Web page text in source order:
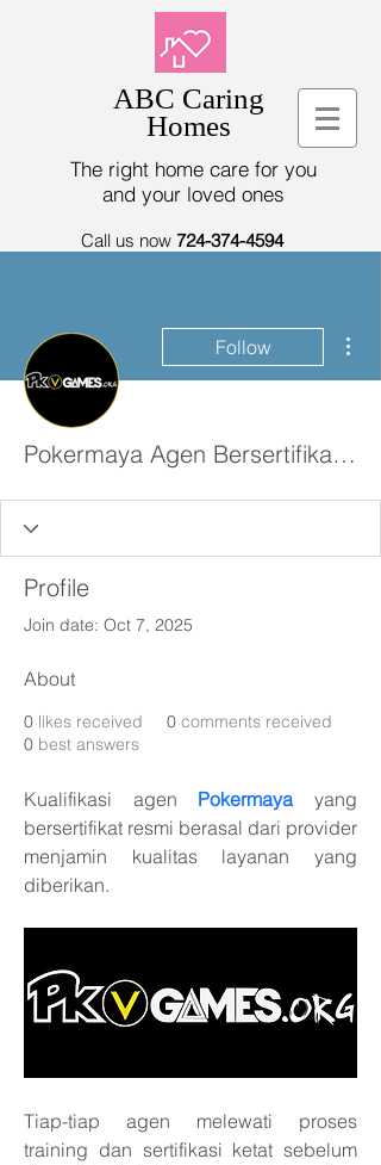
ABC Caring
Homes
The right home care for you
and your loved ones
Call us now 724-374-4594
Follow
Pokermaya Agen Bersertifikat Resmi Provider Terpercaya
Profile
Join date: Oct 7, 2025
About
0 likes received 0 comments received
0 best answers
Kualifikasi agen Pokermaya yang
bersertifikat resmi berasal dari provider
menjamin kualitas layanan yang
diberikan.
Tiap-tiap agen melewati proses
training dan sertifikasi ketat sebelum